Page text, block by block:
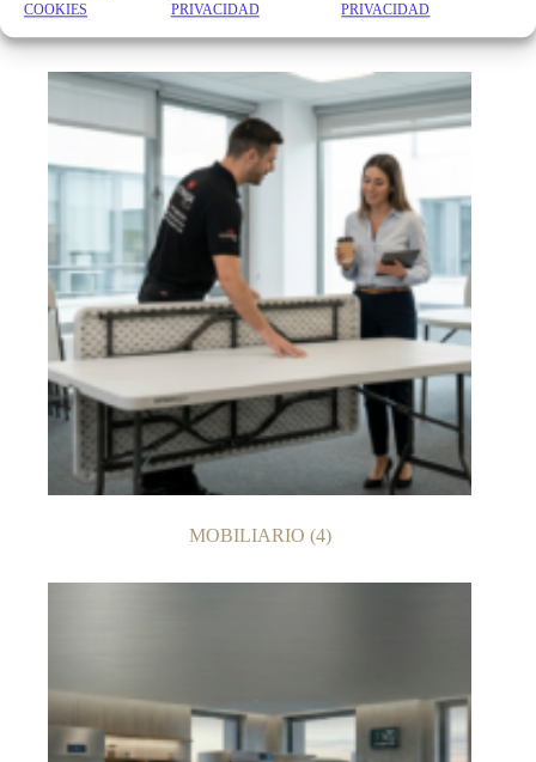
COOKIES
PRIVACIDAD
PRIVACIDAD
MAQUINARIA DE COCCION(1)
MOBILIARIO (4)